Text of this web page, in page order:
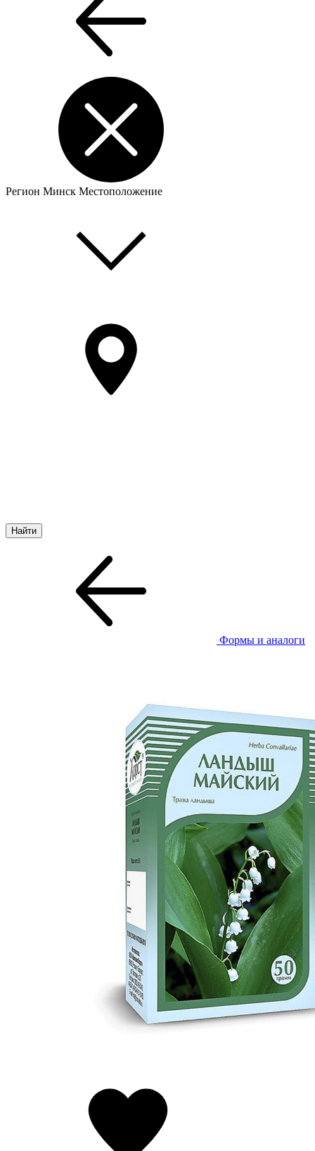
Регион Минск Местоположение
Формы и аналоги